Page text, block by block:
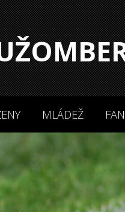
MLÁDEŽ